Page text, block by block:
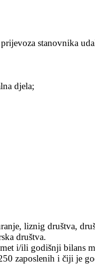
stanovnika
djela;
liznig društva,
društva.
i/ili godišnji bilans
zaposlenih i čiji je